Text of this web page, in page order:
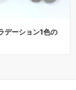
デーション1色の